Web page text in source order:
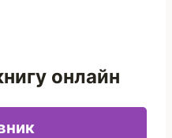
онлайн